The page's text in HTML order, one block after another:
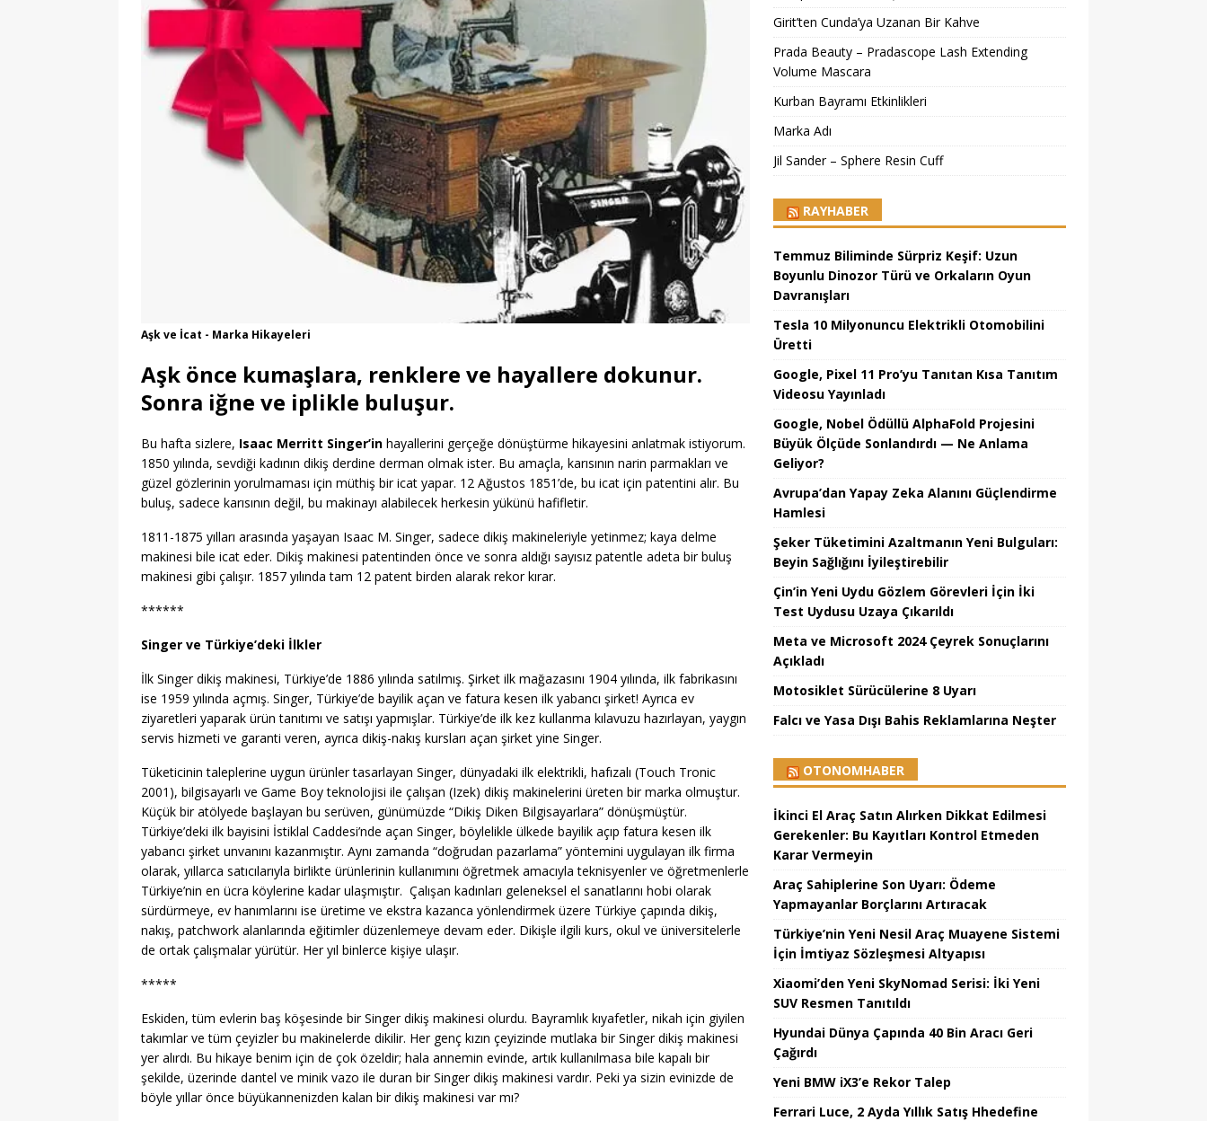
Aşk ve İcat - Marka Hikayeleri
Aşk önce kumaşlara, renklere ve hayallere dokunur.
Sonra iğne ve iplikle buluşur.
Bu hafta sizlere, Isaac Merritt Singer’in hayallerini gerçeğe dönüştürme hikayesini anlatmak istiyorum.
1850 yılında, sevdiği kadının dikiş derdine derman olmak ister. Bu amaçla, karısının narin parmakları ve
güzel gözlerinin yorulmaması için müthiş bir icat yapar. 12 Ağustos 1851’de, bu icat için patentini alır. Bu
buluş, sadece karısının değil, bu makinayı alabilecek herkesin yükünü hafifletir.
1811-1875 yılları arasında yaşayan Isaac M. Singer, sadece dikiş makineleriyle yetinmez; kaya delme
makinesi bile icat eder. Dikiş makinesi patentinden önce ve sonra aldığı sayısız patentle adeta bir buluş
makinesi gibi çalışır. 1857 yılında tam 12 patent birden alarak rekor kırar.
******
Singer ve Türkiye’deki İlkler
İlk Singer dikiş makinesi, Türkiye’de 1886 yılında satılmış. Şirket ilk mağazasını 1904 yılında, ilk fabrikasını
ise 1959 yılında açmış. Singer, Türkiye’de bayilik açan ve fatura kesen ilk yabancı şirket! Ayrıca ev
ziyaretleri yaparak ürün tanıtımı ve satışı yapmışlar. Türkiye’de ilk kez kullanma kılavuzu hazırlayan, yaygın
servis hizmeti ve garanti veren, ayrıca dikiş-nakış kursları açan şirket yine Singer.
Tüketicinin taleplerine uygun ürünler tasarlayan Singer, dünyadaki ilk elektrikli, hafızalı (Touch Tronic
2001), bilgisayarlı ve Game Boy teknolojisi ile çalışan (Izek) dikiş makinelerini üreten bir marka olmuştur.
Küçük bir atölyede başlayan bu serüven, günümüzde “Dikiş Diken Bilgisayarlara” dönüşmüştür.
Türkiye’deki ilk bayisini İstiklal Caddesi’nde açan Singer, böylelikle ülkede bayilik açıp fatura kesen ilk
yabancı şirket unvanını kazanmıştır. Aynı zamanda “doğrudan pazarlama” yöntemini uygulayan ilk firma
olarak, yıllarca satıcılarıyla birlikte ürünlerinin kullanımını öğretmek amacıyla teknisyenler ve öğretmenlerle
Türkiye’nin en ücra köylerine kadar ulaşmıştır. Çalışan kadınları geleneksel el sanatlarını hobi olarak
sürdürmeye, ev hanımlarını ise üretime ve ekstra kazanca yönlendirmek üzere Türkiye çapında dikiş,
nakış, patchwork alanlarında eğitimler düzenlemeye devam eder. Dikişle ilgili kurs, okul ve üniversitelerle
de ortak çalışmalar yürütür. Her yıl binlerce kişiye ulaşır.
*****
Eskiden, tüm evlerin baş köşesinde bir Singer dikiş makinesi olurdu. Bayramlık kıyafetler, nikah için giyilen
takımlar ve tüm çeyizler bu makinelerde dikilir. Her genç kızın çeyizinde mutlaka bir Singer dikiş makinesi
yer alırdı. Bu hikaye benim için de çok özeldir; hala annemin evinde, artık kullanılmasa bile kapalı bir
şekilde, üzerinde dantel ve minik vazo ile duran bir Singer dikiş makinesi vardır. Peki ya sizin evinizde de
böyle yıllar önce büyükannenizden kalan bir dikiş makinesi var mı?
Girit’ten Cunda’ya Uzanan Bir Kahve
Prada Beauty – Pradascope Lash Extending
Volume Mascara
Kurban Bayramı Etkinlikleri
Marka Adı
Jil Sander – Sphere Resin Cuff
RAYHABER
Temmuz Biliminde Sürpriz Keşif: Uzun
Boyunlu Dinozor Türü ve Orkaların Oyun
Davranışları
Tesla 10 Milyonuncu Elektrikli Otomobilini
Üretti
Google, Pixel 11 Pro’yu Tanıtan Kısa Tanıtım
Videosu Yayınladı
Google, Nobel Ödüllü AlphaFold Projesini
Büyük Ölçüde Sonlandırdı — Ne Anlama
Geliyor?
Avrupa’dan Yapay Zeka Alanını Güçlendirme
Hamlesi
Şeker Tüketimini Azaltmanın Yeni Bulguları:
Beyin Sağlığını İyileştirebilir
Çin’in Yeni Uydu Gözlem Görevleri İçin İki
Test Uydusu Uzaya Çıkarıldı
Meta ve Microsoft 2024 Çeyrek Sonuçlarını
Açıkladı
Motosiklet Sürücülerine 8 Uyarı
Falcı ve Yasa Dışı Bahis Reklamlarına Neşter
OTONOMHABER
İkinci El Araç Satın Alırken Dikkat Edilmesi
Gerekenler: Bu Kayıtları Kontrol Etmeden
Karar Vermeyin
Araç Sahiplerine Son Uyarı: Ödeme
Yapmayanlar Borçlarını Artıracak
Türkiye’nin Yeni Nesil Araç Muayene Sistemi
İçin İmtiyaz Sözleşmesi Altyapısı
Xiaomi’den Yeni SkyNomad Serisi: İki Yeni
SUV Resmen Tanıtıldı
Hyundai Dünya Çapında 40 Bin Aracı Geri
Çağırdı
Yeni BMW iX3’e Rekor Talep
Ferrari Luce, 2 Ayda Yıllık Satış Hhedefine